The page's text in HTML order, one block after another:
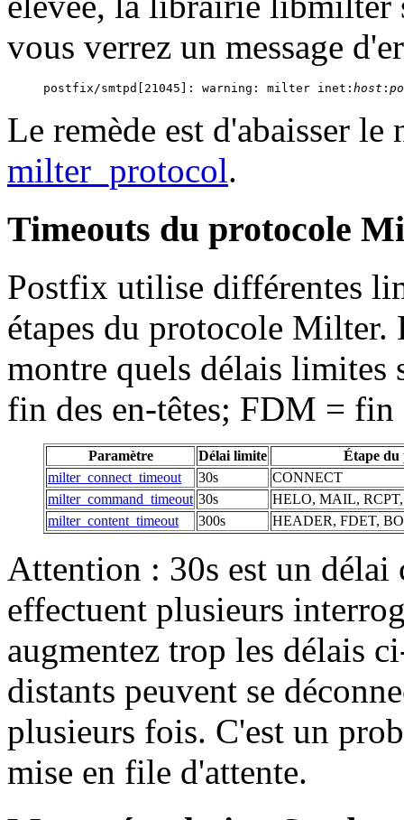
vous verrez un message
postfix/smtpd[21045]: warning: milter inet: host :
Le remède est d'abaisser le
milter_protocol.
Timeouts du protocole
Postfix utilise différentes
étapes du protocole Milter.
montre quels délais
fin des en-têtes; FDM = fin
Paramètre Délai limite
Étape du
milter_connect_timeout
30s
CONNECT
milter_command_timeout 30s
HELO, MAIL,
milter_content_timeout
300s HEADER, FDET,
Attention : 30s est un
effectuent plusieurs
augmentez trop les délais
distants peuvent se
plusieurs fois. C'est un
mise en file d'attente.